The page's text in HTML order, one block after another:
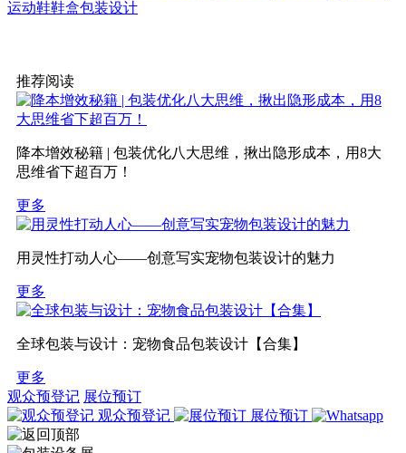
运动鞋鞋盒包装设计
推荐阅读
降本增效秘籍 | 包装优化八大思维，揪出隐形成本，用8大
思维省下超百万！
更多
用灵性打动人心——创意写实宠物包装设计的魅力
更多
全球包装与设计：宠物食品包装设计【合集】
更多
观众预登记 展位预订
观众预登记
展位预订